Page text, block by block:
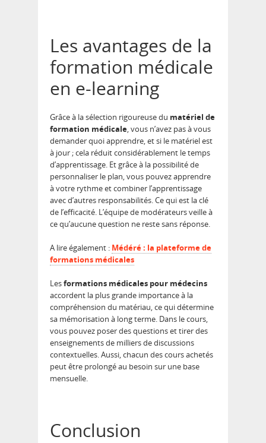
Les avantages de la
formation médicale
en e-learning
Grâce à la sélection rigoureuse du matériel de
formation médicale, vous n’avez pas à vous
demander quoi apprendre, et si le matériel est
à jour ; cela réduit considérablement le temps
d’apprentissage. Et grâce à la possibilité de
personnaliser le plan, vous pouvez apprendre
à votre rythme et combiner l’apprentissage
avec d’autres responsabilités. Ce qui est la clé
de l’efficacité. L’équipe de modérateurs veille à
ce qu’aucune question ne reste sans réponse.
A lire également : Médéré : la plateforme de
formations médicales
Lesformations médicales pour médecins
accordent la plus grande importance à la
compréhension du matériau, ce qui détermine
sa mémorisation à long terme. Dans le cours,
vous pouvez poser des questions et tirer des
enseignements de milliers de discussions
contextuelles. Aussi, chacun des cours achetés
peut être prolongé au besoin sur une base
mensuelle.
Conclusion